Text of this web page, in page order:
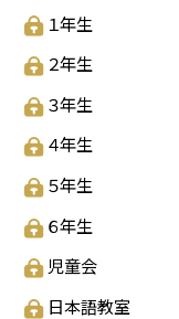
１年生
２年生
３年生
４年生
５年生
６年生
児童会
日本語教室